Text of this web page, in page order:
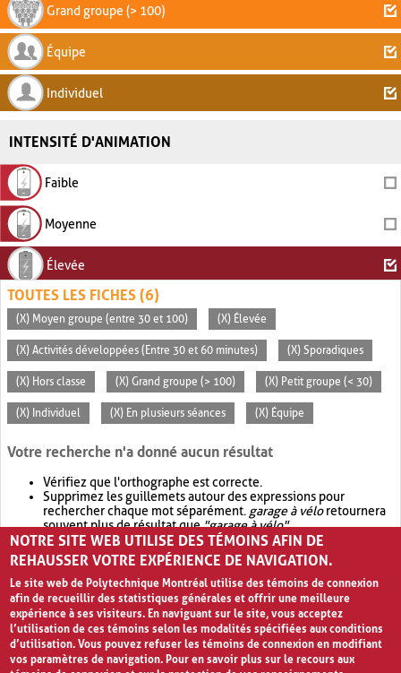
Grand groupe (> 100)
Équipe
Individuel
INTENSITÉ D'ANIMATION
Faible
Moyenne
Élevée
TOUTES LES FICHES (6)
(X) Moyen groupe (entre 30 et 100) (X) Élevée
(X) Activités développées (Entre 30 et 60 minutes) (X) Sporadiques
(X) Hors classe (X) Grand groupe (> 100) (X) Petit groupe (< 30)
(X) Individuel (X) En plusieurs séances (X) Équipe
Votre recherche n'a donné aucun résultat
Vérifiez que l'orthographe est correcte.
Supprimez les guillemets autour des expressions pour
rechercher chaque mot séparément. garage à véloretournera
souvent plus de résultat que"garage à vélo".
Envisagez d'élargir votre recherche avec OR.garage OR vélo
retournera souvent plus de résultat quegarage à vélo
NOTRE SITE WEB UTILISE DES TÉMOINS AFIN DE
REHAUSSER VOTRE EXPÉRIENCE DE NAVIGATION.
Le site web de Polytechnique Montréal utilise des témoins de connexion
afin de recueillir des statistiques générales et offrir une meilleure
expérience à ses visiteurs. En naviguant sur le site, vous acceptez
l’utilisation de ces témoins selon les modalités spécifiées aux conditions
d’utilisation. Vous pouvez refuser les témoins de connexion en modifiant
vos paramètres de navigation. Pour en savoir plus sur le recours aux